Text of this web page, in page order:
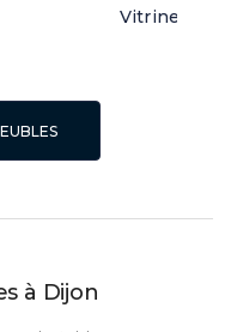
Vitrine 3
à Dijon